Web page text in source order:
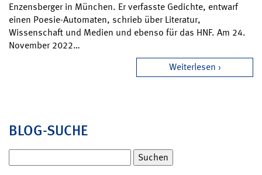
Enzensberger in München. Er verfasste Gedichte, entwarf
einen Poesie-Automaten, schrieb über Literatur,
Wissenschaft und Medien und ebenso für das HNF. Am 24.
November 2022…
Weiterlesen
BLOG-SUCHE
nach: